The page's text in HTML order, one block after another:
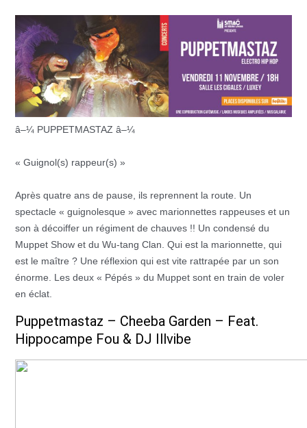
â–¼ PUPPETMASTAZ â–¼
« Guignol(s) rappeur(s) »
Après quatre ans de pause, ils reprennent la route. Un
spectacle « guignolesque » avec marionnettes rappeuses et un
son à décoiffer un régiment de chauves !! Un condensé du
Muppet Show et du Wu-tang Clan. Qui est la marionnette, qui
est le maître ? Une réflexion qui est vite rattrapée par un son
énorme. Les deux « Pépés » du Muppet sont en train de voler
en éclat.
Puppetmastaz – Cheeba Garden – Feat.
Hippocampe Fou & DJ Illvibe